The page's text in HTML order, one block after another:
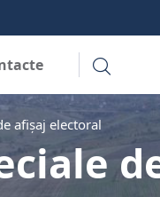
afișaj electoral